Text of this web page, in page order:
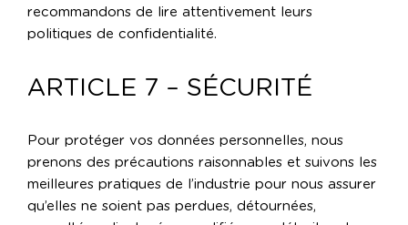
recommandons de lire attentivement leurs
politiques de confidentialité.
ARTICLE 7 – SÉCURITÉ
Pour protéger vos données personnelles, nous
prenons des précautions raisonnables et suivons les
meilleures pratiques de l’industrie pour nous assurer
qu’elles ne soient pas perdues, détournées,